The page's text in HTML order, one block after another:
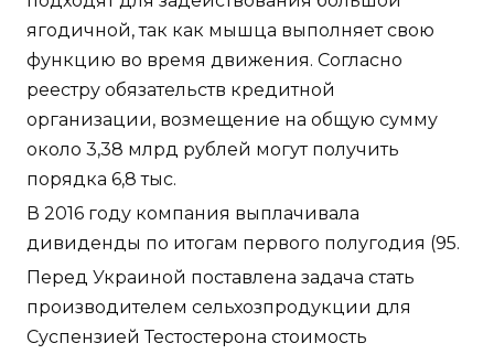
ягодичной, так как мышца выполняет свою
функцию во время движения. Согласно
реестру обязательств кредитной
организации, возмещение на общую сумму
около 3,38 млрд рублей могут получить
порядка 6,8 тыс.
В 2016 году компания выплачивала
дивиденды по итогам первого полугодия (95.
Перед Украиной поставлена задача стать
производителем сельхозпродукции для
Суспензией Тестостерона стоимость